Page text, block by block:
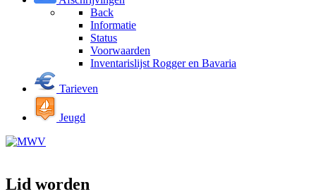
Back
Informatie
Status
Voorwaarden
Inventarislijst Rogger en Bavaria
Tarieven
Jeugd
Lid worden